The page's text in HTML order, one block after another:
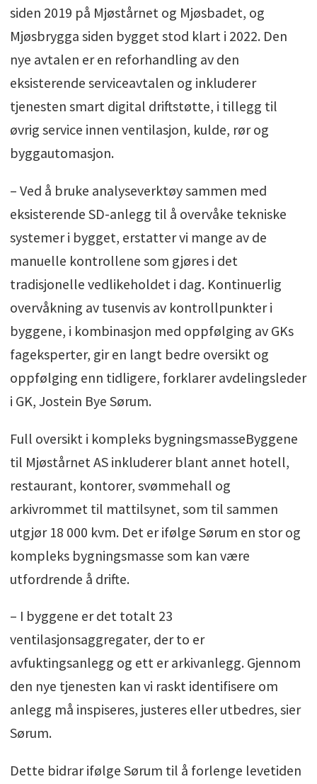
siden 2019 på Mjøstårnet og Mjøsbadet, og
Mjøsbrygga siden bygget stod klart i 2022. Den
nye avtalen er en reforhandling av den
eksisterende serviceavtalen og inkluderer
tjenesten smart digital driftstøtte, i tillegg til
øvrig service innen ventilasjon, kulde, rør og
byggautomasjon.
– Ved å bruke analyseverktøy sammen med
eksisterende SD-anlegg til å overvåke tekniske
systemer i bygget, erstatter vi mange av de
manuelle kontrollene som gjøres i det
tradisjonelle vedlikeholdet i dag. Kontinuerlig
overvåkning av tusenvis av kontrollpunkter i
byggene, i kombinasjon med oppfølging av GKs
fageksperter, gir en langt bedre oversikt og
oppfølging enn tidligere, forklarer avdelingsleder
i GK, Jostein Bye Sørum.
Full oversikt i kompleks bygningsmasseByggene
til Mjøstårnet AS inkluderer blant annet hotell,
restaurant, kontorer, svømmehall og
arkivrommet til mattilsynet, som til sammen
utgjør 18 000 kvm. Det er ifølge Sørum en stor og
kompleks bygningsmasse som kan være
utfordrende å drifte.
– I byggene er det totalt 23
ventilasjonsaggregater, der to er
avfuktingsanlegg og ett er arkivanlegg. Gjennom
den nye tjenesten kan vi raskt identifisere om
anlegg må inspiseres, justeres eller utbedres, sier
Sørum.
Dette bidrar ifølge Sørum til å forlenge levetiden